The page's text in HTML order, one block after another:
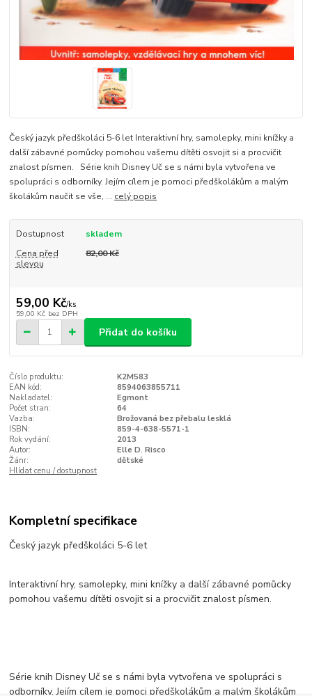
Český jazyk předškoláci 5-6 let Interaktivní hry, samolepky, mini knížky a
další zábavné pomůcky pomohou vašemu dítěti osvojit si a procvičit
znalost písmen. Série knih Disney Uč se s námi byla vytvořena ve
spolupráci s odborníky. Jejím cílem je pomoci předškolákům a malým
školákům naučit se vše, ... celý popis
Dostupnost
skladem
Cena před
slevou
82,00 Kč
59,00 Kč/ks
59,00 Kč bez DPH
Přidat do košíku
Číslo produktu:
K2M583
EAN kód:
8594063855711
Nakladatel:
Egmont
Počet stran:
64
Vazba:
Brožovaná bez přebalu lesklá
ISBN:
859-4-638-5571-1
Rok vydání:
2013
Autor:
Elle D. Risco
Žánr:
dětské
Hlídat cenu / dostupnost
Kompletní specifikace
Český jazyk předškoláci 5-6 let
Interaktivní hry, samolepky, mini knížky a další zábavné pomůcky
pomohou vašemu dítěti osvojit si a procvičit znalost písmen.
Série knih Disney Uč se s námi byla vytvořena ve spolupráci s
odborníky. Jejím cílem je pomoci předškolákům a malým školákům